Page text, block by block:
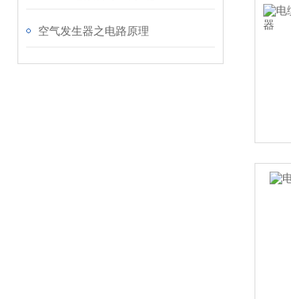
空气发生器之电路原理